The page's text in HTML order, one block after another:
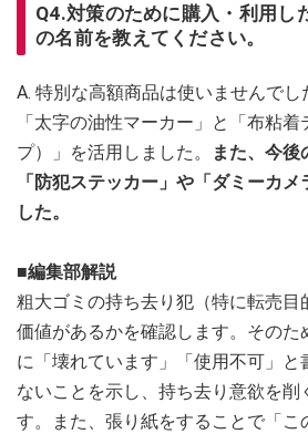
Q4.対策のために購入・利用し
の名前を教えてください。
A. 特別な高額商品は使いませんでし
「太字の油性マーカー」と「布粘
プ）」を活用しました。
また、今後
「防犯ステッカー」や「ダミーカ
した。
■編集部解説
粗大ゴミの持ち去り犯（特に転売目
価値があるかを確認します。そのた
に「壊れています」「使用不可」
ないことを示し、持ち去り意欲を削
す。また、張り紙をすることで「こ